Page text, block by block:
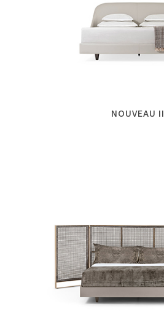
NOUVEAU II